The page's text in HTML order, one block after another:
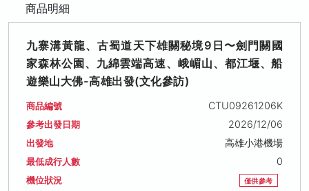
商品明細
九寨溝黃龍、古蜀道天下雄關秘境9日〜劍門關國
家森林公園、九綿雲端高速、峨嵋山、都江堰、船
遊樂山大佛-高雄出發(文化參訪)
商品編號 CTU09261206K
參考出發日期 2026/12/06
出發地 高雄小港機場
最低成行人數 0
機位狀況 僅供參考